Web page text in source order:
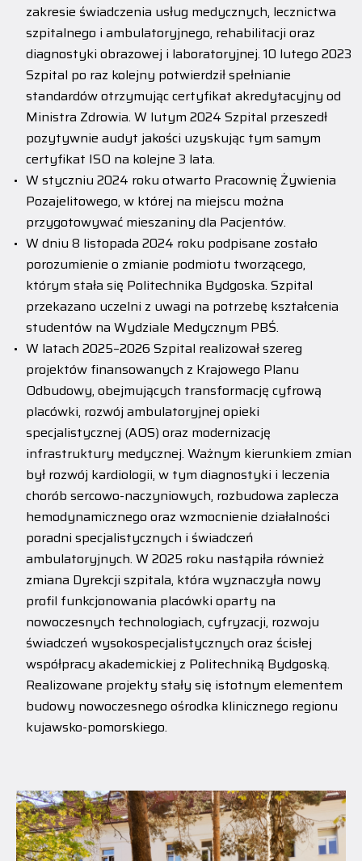
zakresie świadczenia usług medycznych, lecznictwa
szpitalnego i ambulatoryjnego, rehabilitacji oraz
diagnostyki obrazowej i laboratoryjnej. 10 lutego 2023
Szpital po raz kolejny potwierdził spełnianie
standardów otrzymując certyfikat akredytacyjny od
Ministra Zdrowia. W lutym 2024 Szpital przeszedł
pozytywnie audyt jakości uzyskując tym samym
certyfikat ISO na kolejne 3 lata.
W styczniu 2024 roku otwarto Pracownię Żywienia
Pozajelitowego, w której na miejscu można
przygotowywać mieszaniny dla Pacjentów.
W dniu 8 listopada 2024 roku podpisane zostało
porozumienie o zmianie podmiotu tworzącego,
którym stała się Politechnika Bydgoska. Szpital
przekazano uczelni z uwagi na potrzebę kształcenia
studentów na Wydziale Medycznym PBŚ.
W latach 2025–2026 Szpital realizował szereg
projektów finansowanych z Krajowego Planu
Odbudowy, obejmujących transformację cyfrową
placówki, rozwój ambulatoryjnej opieki
specjalistycznej (AOS) oraz modernizację
infrastruktury medycznej. Ważnym kierunkiem zmian
był rozwój kardiologii, w tym diagnostyki i leczenia
chorób sercowo-naczyniowych, rozbudowa zaplecza
hemodynamicznego oraz wzmocnienie działalności
poradni specjalistycznych i świadczeń
ambulatoryjnych. W 2025 roku nastąpiła również
zmiana Dyrekcji szpitala, która wyznaczyła nowy
profil funkcjonowania placówki oparty na
nowoczesnych technologiach, cyfryzacji, rozwoju
świadczeń wysokospecjalistycznych oraz ścisłej
współpracy akademickiej z Politechniką Bydgoską.
Realizowane projekty stały się istotnym elementem
budowy nowoczesnego ośrodka klinicznego regionu
kujawsko-pomorskiego.